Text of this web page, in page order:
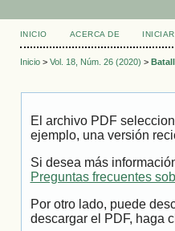
INICIO ACERCA DE
Inicio> Vol. 18, Núm. 26 (2020) >
El archivo PDF
ejemplo, una versión
Si desea más
Preguntas frecuentes
Por otro lado, puede
descargar el PDF, haga